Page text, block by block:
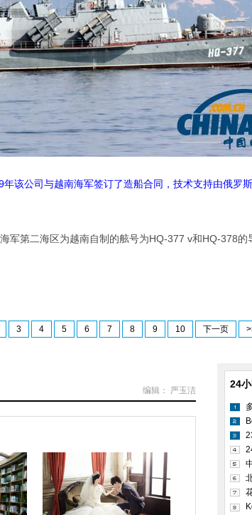
该公司与越南海军签订了造船合同，技术支持由俄罗
海军第二海区为越南自制的舷号为HQ-377 v和HQ-378的
3 4 5 6 7 8 9 10 下一页
编辑： 严玉洁
24